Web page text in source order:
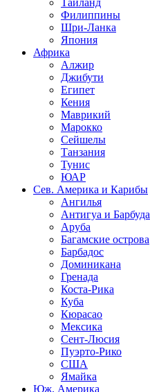
Таиланд
Филиппины
Шри-Ланка
Япония
Африка
Алжир
Джибути
Египет
Кения
Маврикий
Марокко
Сейшелы
Танзания
Тунис
ЮАР
Сев. Америка и Карибы
Ангилья
Антигуа и Барбуда
Аруба
Багамские острова
Барбадос
Доминикана
Гренада
Коста-Рика
Куба
Кюрасао
Мексика
Сент-Люсия
Пуэрто-Рико
США
Ямайка
Юж. Америка